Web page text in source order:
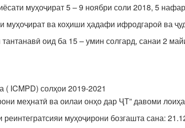
муҳоҷират 5 – 9 ноябри соли 2018, 5
ва коҳиши ҳадафи ифродгароӣ ва
оид ба 15 – умин солгард, санаи 2
( ICMPD) солҳои 2019-2021
меҳнатӣ ва оилаи онҳо дар ҶТ” давоми
муҳоҷирони бозгашта сана: